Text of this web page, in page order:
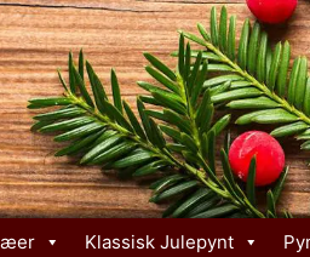
Klassisk Julepynt